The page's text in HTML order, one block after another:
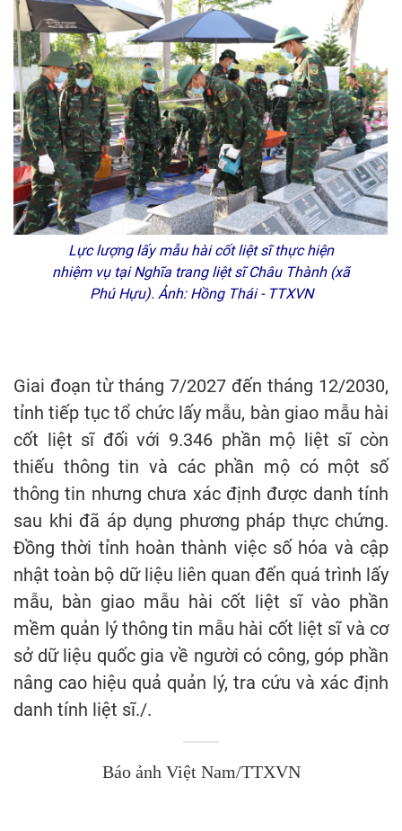
Lực lượng lấy mẫu hài cốt liệt sĩ thực hiện
nhiệm vụ tại Nghĩa trang liệt sĩ Châu Thành (xã
Phú Hựu). Ảnh: Hồng Thái - TTXVN
Giai đoạn từ tháng 7/2027 đến tháng 12/2030,
tỉnh tiếp tục tổ chức lấy mẫu, bàn giao mẫu hài
cốt liệt sĩ đối với 9.346 phần mộ liệt sĩ còn
thiếu thông tin và các phần mộ có một số
thông tin nhưng chưa xác định được danh tính
sau khi đã áp dụng phương pháp thực chứng.
Đồng thời tỉnh hoàn thành việc số hóa và cập
nhật toàn bộ dữ liệu liên quan đến quá trình lấy
mẫu, bàn giao mẫu hài cốt liệt sĩ vào phần
mềm quản lý thông tin mẫu hài cốt liệt sĩ và cơ
sở dữ liệu quốc gia về người có công, góp phần
nâng cao hiệu quả quản lý, tra cứu và xác định
danh tính liệt sĩ./.
Báo ảnh Việt Nam/TTXVN